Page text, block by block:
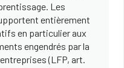
Les
entièrement
en particulier aux
engendrés par la
(LFP, art.